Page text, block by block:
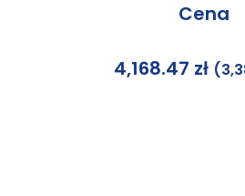
Cena
4,168.47 zł (